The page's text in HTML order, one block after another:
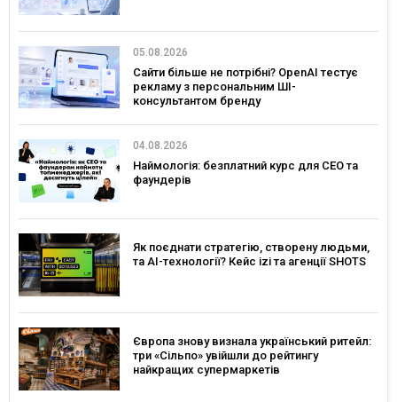
05.08.2026
Сайти більше не потрібні? OpenAI тестує
рекламу з персональним ШІ-
консультантом бренду
04.08.2026
Наймологія: безплатний курс для CEO та
фаундерів
Як поєднати стратегію, створену людьми,
та AI-технології? Кейс izi та агенції SHOTS
Європа знову визнала український ритейл:
три «Сільпо» увійшли до рейтингу
найкращих супермаркетів